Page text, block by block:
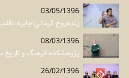
03/05/1396
زنده‌روح کرمانی:جایزه
08/03/1396
پژوهشکده فرهنگ و تاریخ منطقه 12 تهران راه
26/02/1396